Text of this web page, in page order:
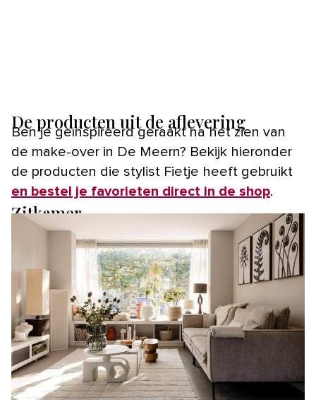
De producten uit de aflevering
Ben je geïnspireerd geraakt na het zien van
de make-over in De Meern? Bekijk hieronder
de producten die stylist Fietje heeft gebruikt
en bestel je favorieten direct in de shop.
Zitkamer